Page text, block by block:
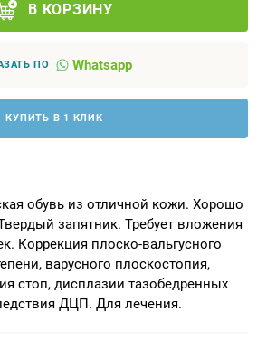
В КОРЗИНУ
ПО Whatsapp
КУПИТЬ В 1 КЛИК
обувь из отличной кожи. Хорошо
запятник. Требует вложения
Коррекция плоско-вальгусного
варусного плоскостопия,
стоп, дисплазии тазобедренных
ДЦП. Для лечения.